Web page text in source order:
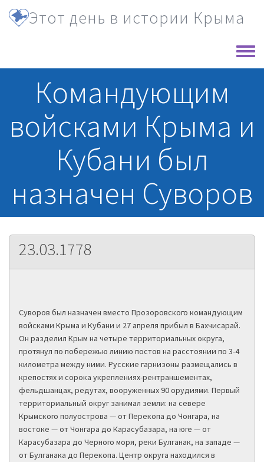
Этот день в истории Крыма
Toggle
Командующим
войсками Крыма и
Кубани был
назначен Суворов
23.03.1778
Суворов был назначен вместо Прозоровского командующим
войсками Крыма и Кубани и 27 апреля прибыл в Бахчисарай.
Он разделил Крым на четыре территориальных округа,
протянул по побережью линию постов на расстоянии по 3-4
километра между ними. Русские гарнизоны размещались в
крепостях и сорока укреплениях-рентраншементах,
фельдшанцах, редутах, вооруженных 90 орудиями. Первый
территориальный округ занимал земли: на севере
Крымского полуострова — от Перекопа до Чонгара, на
востоке — от Чонгара до Карасубазара, на юге — от
Карасубазара до Черного моря, реки Булганак, на западе —
от Булганака до Перекопа. Центр округа находился в